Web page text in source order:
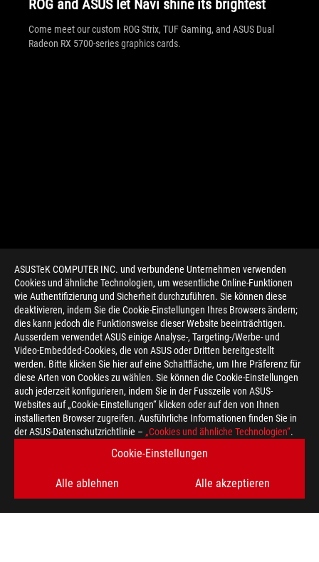
ASUSTeK COMPUTER INC. und verbundene Unternehmen verwenden
Cookies und ähnliche Technologien, um wesentliche Online-Funktionen
wie Authentifizierung und Sicherheit durchzuführen. Sie können diese
deaktivieren, indem Sie die Cookie-Einstellungen Ihres Browsers ändern;
dies kann jedoch die Funktionsweise dieser Website beeinträchtigen.
Ausserdem verwendet ASUS einige Analyse-, Targeting-/Werbe- und
Video-Embedded-Cookies, die von ASUS oder Dritten bereitgestellt
werden. Bitte klicken Sie hier auf eine Schaltfläche, um Ihre Präferenz für
diese Arten von Cookies zu wählen. Sie können die Cookie-Einstellungen
auch jederzeit konfigurieren, indem Sie in der Fusszeile von ASUS-
Websites auf „Cookie-Einstellungen“ klicken oder auf den von Ihnen
installierten Browser zugreifen. Ausführliche Informationen finden Sie in
der ASUS-Datenschutzrichtlinie – „Cookies und ähnliche Technologien“.
Cookie-Einstellungen
Alle ablehnen Alle akzeptieren
ROG and ASUS let Navi shine its brightest
Come meet our custom ROG Strix, TUF Gaming, and ASUS Dual
Radeon RX 5700-series graphics cards.
> GAMING TUF GAMING X3
ERHALTEN SIE DIE NEUESTEN ANGEBOTE UND MEHR